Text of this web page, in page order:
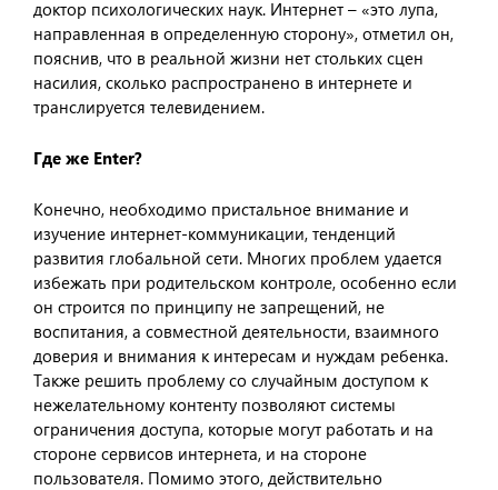
доктор психологических наук. Интернет – «это лупа,
направленная в определенную сторону», отметил он,
пояснив, что в реальной жизни нет стольких сцен
насилия, сколько распространено в интернете и
транслируется телевидением.
Где же Enter?
Конечно, необходимо пристальное внимание и
изучение интернет-коммуникации, тенденций
развития глобальной сети. Многих проблем удается
избежать при родительском контроле, особенно если
он строится по принципу не запрещений, не
воспитания, а совместной деятельности, взаимного
доверия и внимания к интересам и нуждам ребенка.
Также решить проблему со случайным доступом к
нежелательному контенту позволяют системы
ограничения доступа, которые могут работать и на
стороне сервисов интернета, и на стороне
пользователя. Помимо этого, действительно